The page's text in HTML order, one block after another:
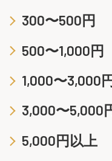
300〜500円
500〜1,000円
1,000〜3,000
3,000〜5,000
5,000円以上